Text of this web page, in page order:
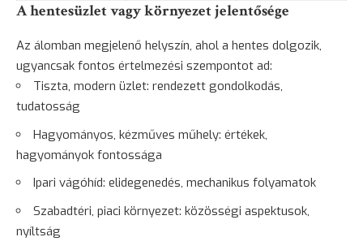
A hentesüzlet vagy környezet jelentősége
Az álomban megjelenő helyszín, ahol a hentes dolgozik,
ugyancsak fontos értelmezési szempontot ad:
Tiszta, modern üzlet: rendezett gondolkodás,
tudatosság
Hagyományos, kézműves műhely: értékek,
hagyományok fontossága
Ipari vágóhíd: elidegenedés, mechanikus folyamatok
Szabadtéri, piaci környezet: közösségi aspektusok,
nyíltság